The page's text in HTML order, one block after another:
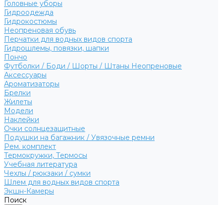
Головные уборы
Гидроодежда
Гидрокостюмы
Неопреновая обувь
Перчатки для водных видов спорта
Гидрошлемы, повязки, шапки
Пончо
Футболки / Боди / Шорты / Штаны Неопреновые
Аксессуары
Ароматизаторы
Брелки
Жилеты
Модели
Наклейки
Очки солнцезащитные
Подушки на багажник / Увязочные ремни
Рем. комплект
Термокружки, Термосы
Учебная литература
Чехлы / рюкзаки / сумки
Шлем для водных видов спорта
Экшн-Камеры
Поиск